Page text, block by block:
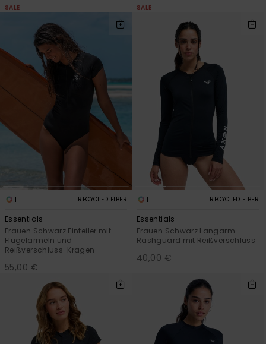
SALE SALE
1 RECYCLED FIBER
Essentials
Frauen Schwarz Einteiler mit
Flügelärmeln und
Reißverschluss-Kragen
55,00 €
1 RECYCLED FIBER
Essentials
Frauen Schwarz Langarm-
Rashguard mit Reißverschluss
40,00 €